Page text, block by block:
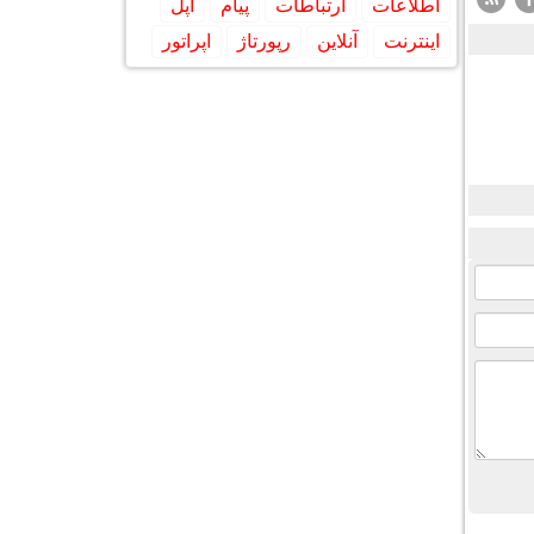
اطلاعات ارتباطات پیام
اپل
اینترنت
آنلاین رپورتاژ اپراتور